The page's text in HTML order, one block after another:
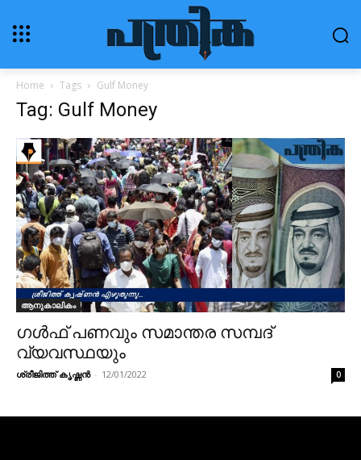
Home Tags Gulf Money
Tag: Gulf Money
ആനുകാലികം
ഗൾഫ് പണവും സമാന്തര സമ്പദ്
വ്യവസ്ഥയും
ശ്രീജിത്ത് കൃഷ്ണൻ - 12/01/2022 0